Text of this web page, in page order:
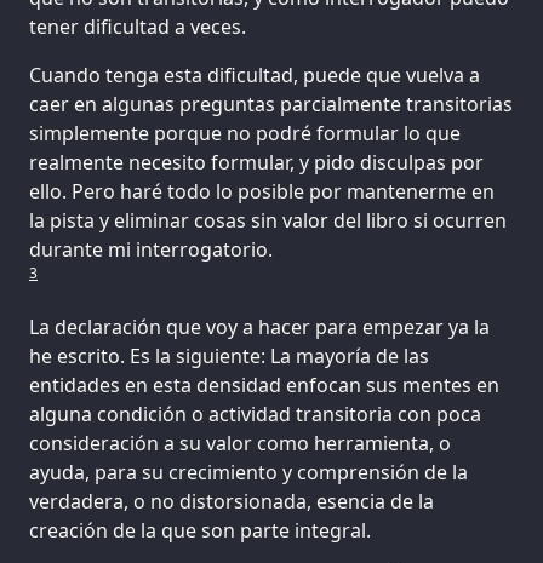
tener dificultad a veces.
Cuando tenga esta dificultad, puede que vuelva a
caer en algunas preguntas parcialmente transitorias
simplemente porque no podré formular lo que
realmente necesito formular, y pido disculpas por
ello. Pero haré todo lo posible por mantenerme en
la pista y eliminar cosas sin valor del libro si ocurren
3
La declaración que voy a hacer para empezar ya la
he escrito. Es la siguiente: La mayoría de las
entidades en esta densidad enfocan sus mentes en
alguna condición o actividad transitoria con poca
consideración a su valor como herramienta, o
ayuda, para su crecimiento y comprensión de la
verdadera, o no distorsionada, esencia de la
creación de la que son parte integral.